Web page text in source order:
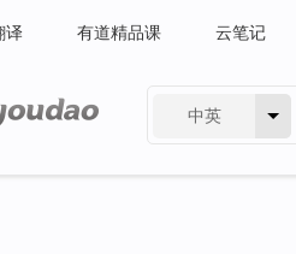
译 有道精品课 云笔记
中英